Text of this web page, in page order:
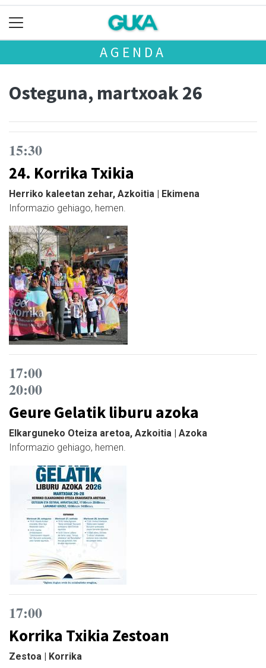
AGENDA
Osteguna, martxoak 26
15:30
24. Korrika Txikia
Herriko kaleetan zehar, Azkoitia | Ekimena
Informazio gehiago, hemen.
17:00
20:00
Geure Gelatik liburu azoka
Elkarguneko Oteiza aretoa, Azkoitia | Azoka
Informazio gehiago, hemen.
17:00
Korrika Txikia Zestoan
Zestoa | Korrika